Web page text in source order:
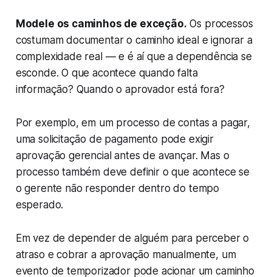
Modele os caminhos de exceção. Os processos
costumam documentar o caminho ideal e ignorar a
complexidade real — e é aí que a dependência se
esconde. O que acontece quando falta
informação? Quando o aprovador está fora?
Por exemplo, em um processo de contas a pagar,
uma solicitação de pagamento pode exigir
aprovação gerencial antes de avançar. Mas o
processo também deve definir o que acontece se
o gerente não responder dentro do tempo
esperado.
Em vez de depender de alguém para perceber o
atraso e cobrar a aprovação manualmente, um
evento de temporizador pode acionar um caminho